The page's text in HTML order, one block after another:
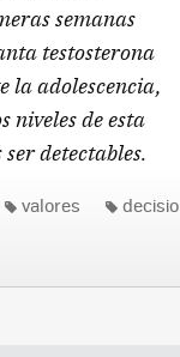
semanas
testosterona
la adolescencia,
niveles de esta
detectables.
valores